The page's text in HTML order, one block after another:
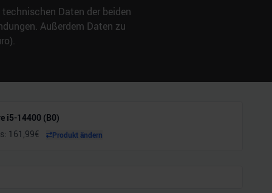
Daten der beiden
Außerdem Daten zu
i5-14400 (B0)
161,99€ Produkt ändern